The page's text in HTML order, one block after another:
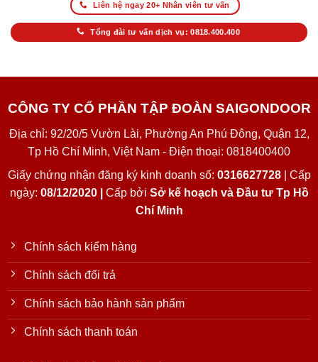
Liên hệ ngay 20+ Nhân viên tư vấn
Tổng đài tư vấn dịch vụ: 0818.400.400
CÔNG TY CỔ PHẦN TẬP ĐOÀN SAIGONDOOR
Địa chỉ: 92/20/5 Vườn Lài, Phường An Phú Đông, Quận 12,
Tp Hồ Chí Minh, Việt Nam - Điện thoại: 0818400400
Giấy chứng nhận đăng ký kinh doanh số: 0316627728| Cấp
ngày: 08/12/2020 | Cấp bởi Sở kế hoạch và Đầu tư Tp Hồ
Chí Minh
Chính sách kiểm hàng
Chính sách đổi trả
Chính sách bảo hành sản phẩm
Chính sách thanh toán